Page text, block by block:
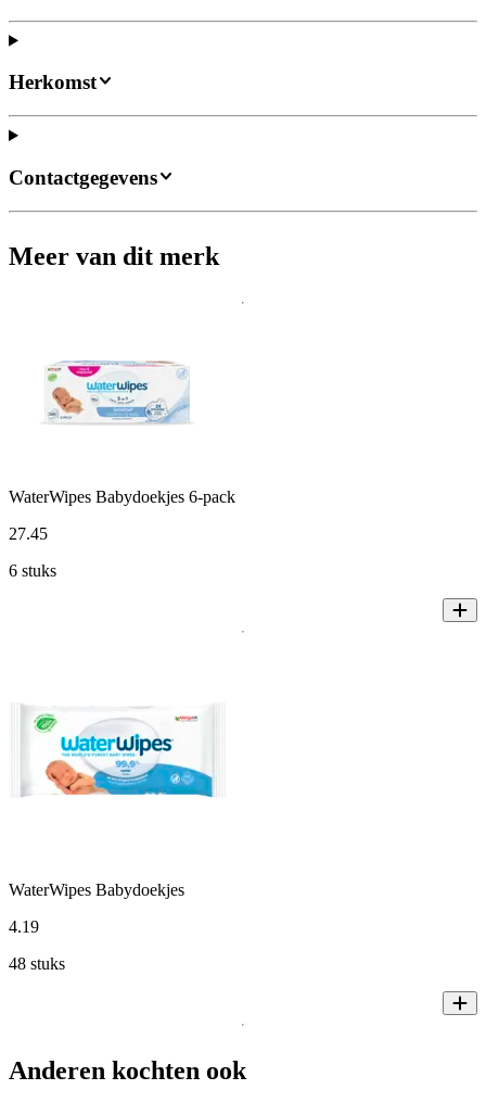
Herkomst
Contactgegevens
Meer van dit merk
WaterWipes Babydoekjes 6-pack
27.45
6 stuks
WaterWipes Babydoekjes
4.19
48 stuks
Anderen kochten ook